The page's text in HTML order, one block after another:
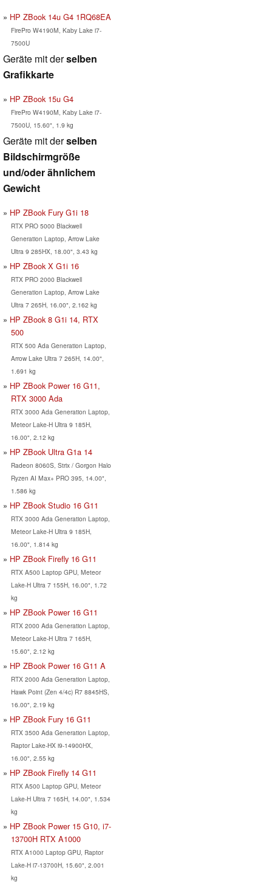
HP ZBook 14u G4 1RQ68EA
FirePro W4190M, Kaby Lake i7-
7500U
Geräte mit derselben
Grafikkarte
HP ZBook 15u G4
FirePro W4190M, Kaby Lake i7-
7500U, 15.60", 1.9 kg
Geräte mit derselben
Bildschirmgröße
und/oder ähnlichem
Gewicht
HP ZBook Fury G1i 18
RTX PRO 5000 Blackwell
Generation Laptop, Arrow Lake
Ultra 9 285HX, 18.00", 3.43 kg
HP ZBook X G1i 16
RTX PRO 2000 Blackwell
Generation Laptop, Arrow Lake
Ultra 7 265H, 16.00", 2.162 kg
HP ZBook 8 G1i 14, RTX
500
RTX 500 Ada Generation Laptop,
Arrow Lake Ultra 7 265H, 14.00",
1.691 kg
HP ZBook Power 16 G11,
RTX 3000 Ada
RTX 3000 Ada Generation Laptop,
Meteor Lake-H Ultra 9 185H,
16.00", 2.12 kg
HP ZBook Ultra G1a 14
Radeon 8060S, Strix / Gorgon Halo
Ryzen AI Max+ PRO 395, 14.00",
1.586 kg
HP ZBook Studio 16 G11
RTX 3000 Ada Generation Laptop,
Meteor Lake-H Ultra 9 185H,
16.00", 1.814 kg
HP ZBook Firefly 16 G11
RTX A500 Laptop GPU, Meteor
Lake-H Ultra 7 155H, 16.00", 1.72
kg
HP ZBook Power 16 G11
RTX 2000 Ada Generation Laptop,
Meteor Lake-H Ultra 7 165H,
15.60", 2.12 kg
HP ZBook Power 16 G11 A
RTX 2000 Ada Generation Laptop,
Hawk Point (Zen 4/4c) R7 8845HS,
16.00", 2.19 kg
HP ZBook Fury 16 G11
RTX 3500 Ada Generation Laptop,
Raptor Lake-HX i9-14900HX,
16.00", 2.55 kg
HP ZBook Firefly 14 G11
RTX A500 Laptop GPU, Meteor
Lake-H Ultra 7 165H, 14.00", 1.534
kg
HP ZBook Power 15 G10, i7-
13700H RTX A1000
RTX A1000 Laptop GPU, Raptor
Lake-H i7-13700H, 15.60", 2.001
kg